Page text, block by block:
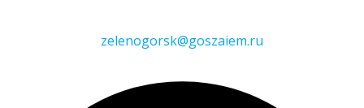
zelenogorsk@goszaiem.ru